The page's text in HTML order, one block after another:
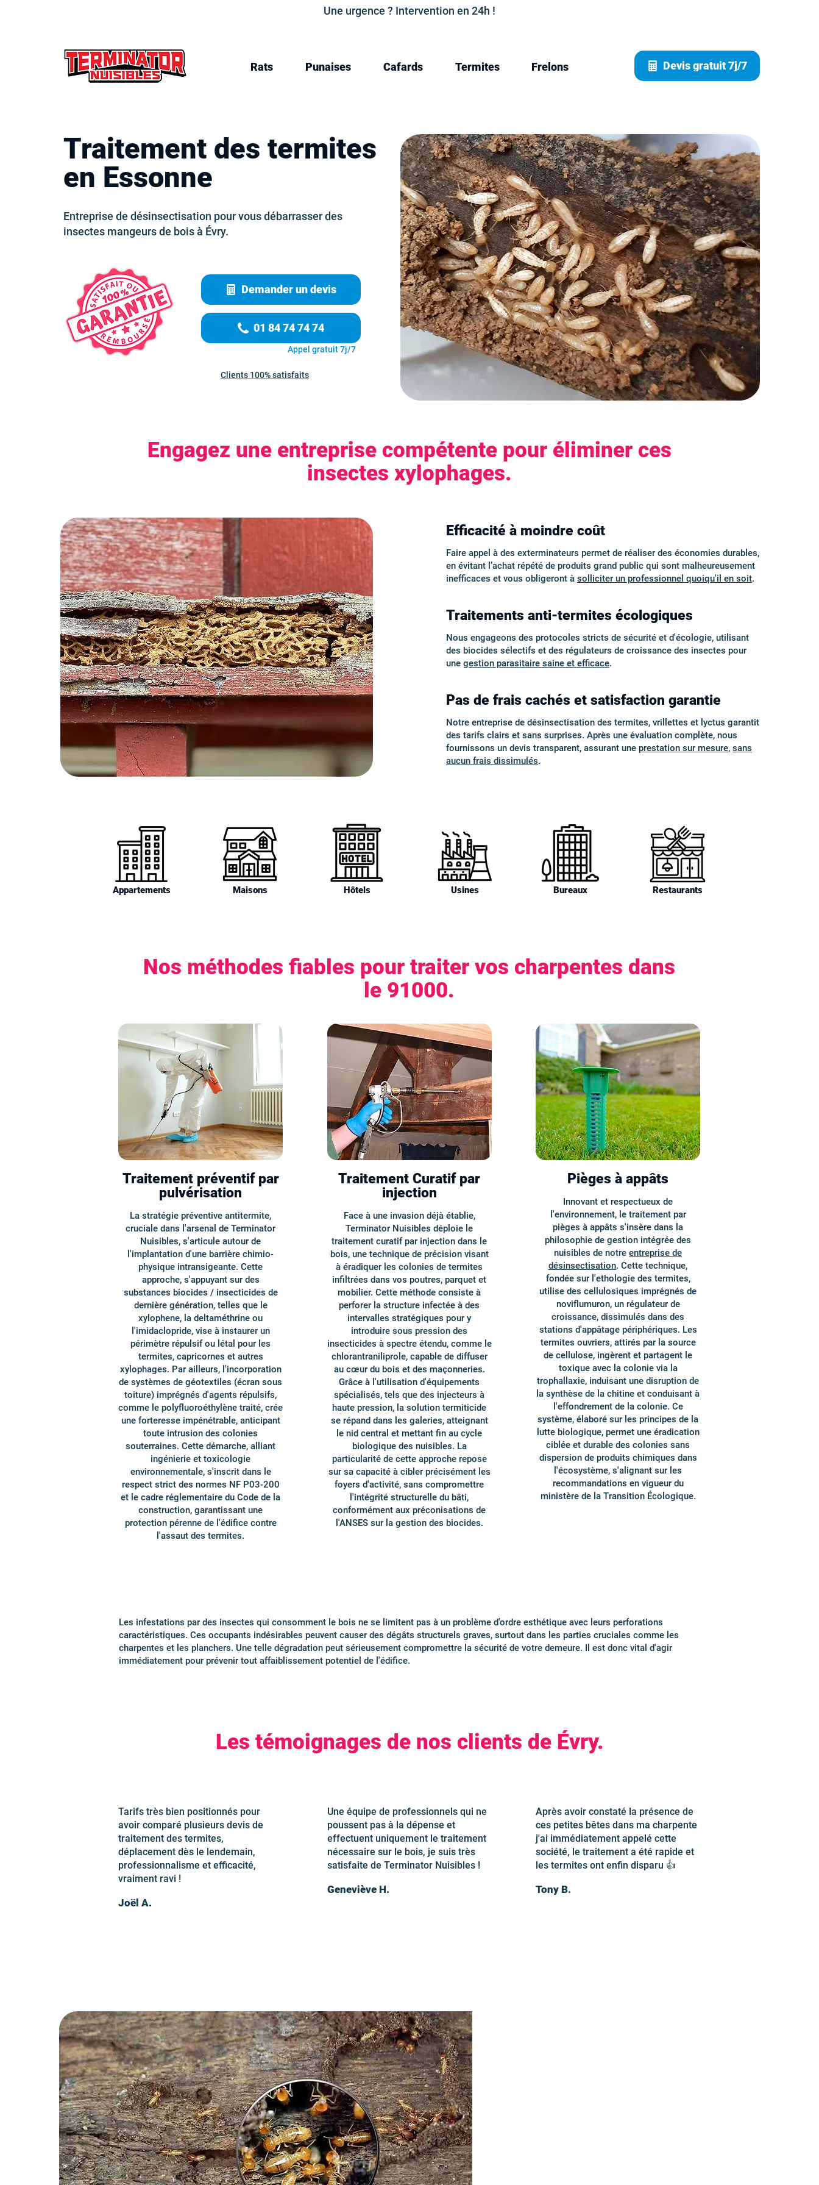
Une urgence ? Intervention en 24h !
Rats Punaises Cafards Termites Frelons Devis gratuit 7j/7
Traitement des termites
en Essonne
Entreprise de désinsectisation pour vous débarrasser des
insectes mangeurs de bois à Évry.
01 84 74 74 74
Appel gratuit 7j/7
Demander un devis
Clients 100% satisfaits
Engagez une entreprise compétente pour éliminer ces
insectes xylophages.
Efficacité à moindre coût
Faire appel à des exterminateurs permet de réaliser des économies durables,
en évitant l’achat répété de produits grand public qui sont malheureusement
inefficaces et vous obligeront à solliciter un professionnel quoiqu'il en soit.
Traitements anti-termites écologiques
Nous engageons des protocoles stricts de sécurité et d'écologie, utilisant
des biocides sélectifs et des régulateurs de croissance des insectes pour
une gestion parasitaire saine et efficace.
Pas de frais cachés et satisfaction garantie
Notre entreprise de désinsectisation des termites, vrillettes et lyctus garantit
des tarifs clairs et sans surprises. Après une évaluation complète, nous
fournissons un devis transparent, assurant une prestation sur mesure, sans
aucun frais dissimulés.
Appartements Maisons Hôtels Usines Bureaux Restaurants
Nos méthodes fiables pour traiter vos charpentes dans
le 91000.
Traitement préventif par
pulvérisation
La stratégie préventive antitermite,
cruciale dans l'arsenal de Terminator
Nuisibles, s'articule autour de
l'implantation d'une barrière chimio-
physique intransigeante. Cette
approche, s'appuyant sur des
substances biocides / insecticides de
dernière génération, telles que le
xylophene, la deltaméthrine ou
l'imidaclopride, vise à instaurer un
périmètre répulsif ou létal pour les
termites, capricornes et autres
xylophages. Par ailleurs, l'incorporation
de systèmes de géotextiles (écran sous
toiture) imprégnés d'agents répulsifs,
comme le polyfluoroéthylène traité, crée
une forteresse impénétrable, anticipant
toute intrusion des colonies
souterraines. Cette démarche, alliant
ingénierie et toxicologie
environnementale, s'inscrit dans le
respect strict des normes NF P03-200
et le cadre réglementaire du Code de la
construction, garantissant une
protection pérenne de l'édifice contre
l'assaut des termites.
Traitement Curatif par
injection
Face à une invasion déjà établie,
Terminator Nuisibles déploie le
traitement curatif par injection dans le
bois, une technique de précision visant
à éradiquer les colonies de termites
infiltrées dans vos poutres, parquet et
mobilier. Cette méthode consiste à
perforer la structure infectée à des
intervalles stratégiques pour y
introduire sous pression des
insecticides à spectre étendu, comme le
chlorantraniliprole, capable de diffuser
au cœur du bois et des maçonneries.
Grâce à l'utilisation d'équipements
spécialisés, tels que des injecteurs à
haute pression, la solution termiticide
se répand dans les galeries, atteignant
le nid central et mettant fin au cycle
biologique des nuisibles. La
particularité de cette approche repose
sur sa capacité à cibler précisément les
foyers d'activité, sans compromettre
l'intégrité structurelle du bâti,
conformément aux préconisations de
l'ANSES sur la gestion des biocides.
Pièges à appâts
Innovant et respectueux de
l'environnement, le traitement par
pièges à appâts s'insère dans la
philosophie de gestion intégrée des
nuisibles de notre entreprise de
désinsectisation. Cette technique,
fondée sur l'ethologie des termites,
utilise des cellulosiques imprégnés de
noviflumuron, un régulateur de
croissance, dissimulés dans des
stations d'appâtage périphériques. Les
termites ouvriers, attirés par la source
de cellulose, ingèrent et partagent le
toxique avec la colonie via la
trophallaxie, induisant une disruption de
la synthèse de la chitine et conduisant à
l'effondrement de la colonie. Ce
système, élaboré sur les principes de la
lutte biologique, permet une éradication
ciblée et durable des colonies sans
dispersion de produits chimiques dans
l'écosystème, s'alignant sur les
recommandations en vigueur du
ministère de la Transition Écologique.
Les infestations par des insectes qui consomment le bois ne se limitent pas à un problème d'ordre esthétique avec leurs perforations
caractéristiques. Ces occupants indésirables peuvent causer des dégâts structurels graves, surtout dans les parties cruciales comme les
charpentes et les planchers. Une telle dégradation peut sérieusement compromettre la sécurité de votre demeure. Il est donc vital d'agir
immédiatement pour prévenir tout affaiblissement potentiel de l'édifice.
Les témoignages de nos clients de Évry.
Tarifs très bien positionnés pour
avoir comparé plusieurs devis de
traitement des termites,
déplacement dès le lendemain,
professionnalisme et efficacité,
vraiment ravi !
Joël A.
Une équipe de professionnels qui ne
poussent pas à la dépense et
effectuent uniquement le traitement
nécessaire sur le bois, je suis très
satisfaite de Terminator Nuisibles !
Geneviève H.
Après avoir constaté la présence de
ces petites bêtes dans ma charpente
j'ai immédiatement appelé cette
société, le traitement a été rapide et
les termites ont enfin disparu 👍
Tony B.